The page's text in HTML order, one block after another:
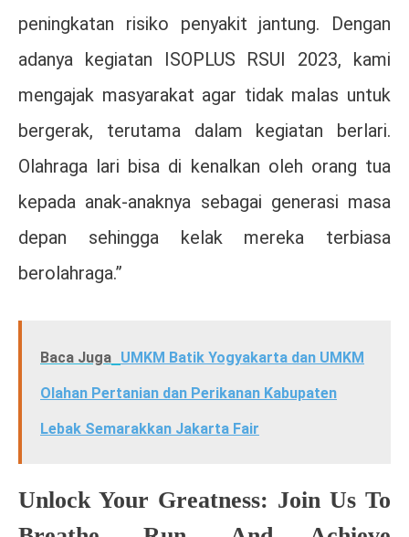
peningkatan risiko penyakit jantung. Dengan
adanya kegiatan ISOPLUS RSUI 2023, kami
mengajak masyarakat agar tidak malas untuk
bergerak, terutama dalam kegiatan berlari.
Olahraga lari bisa di kenalkan oleh orang tua
kepada anak-anaknya sebagai generasi masa
depan sehingga kelak mereka terbiasa
berolahraga.”
Baca Juga UMKM Batik Yogyakarta dan UMKM
Olahan Pertanian dan Perikanan Kabupaten
Lebak Semarakkan Jakarta Fair
Unlock Your Greatness: Join Us To